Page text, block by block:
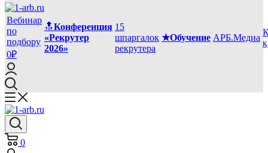
Вебинар
по
подбору
0₽
🔝Конференция
«Рекрутер
2026»
15
шпаргалок
рекрутера
★Обучение АРБ.Медиа
0